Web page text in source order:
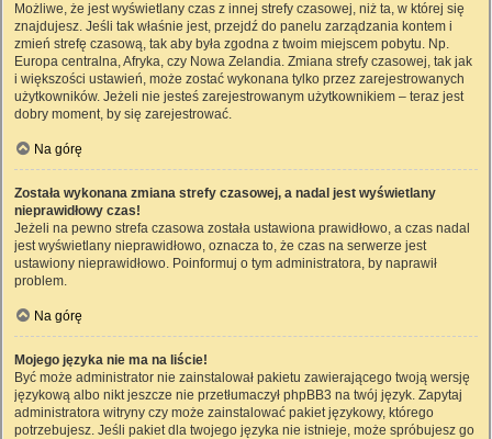
Możliwe, że jest wyświetlany czas z innej strefy czasowej, niż ta, w której się
znajdujesz. Jeśli tak właśnie jest, przejdź do panelu zarządzania kontem i
zmień strefę czasową, tak aby była zgodna z twoim miejscem pobytu. Np.
Europa centralna, Afryka, czy Nowa Zelandia. Zmiana strefy czasowej, tak jak
i większości ustawień, może zostać wykonana tylko przez zarejestrowanych
użytkowników. Jeżeli nie jesteś zarejestrowanym użytkownikiem – teraz jest
dobry moment, by się zarejestrować.
Na górę
Została wykonana zmiana strefy czasowej, a nadal jest wyświetlany
nieprawidłowy czas!
Jeżeli na pewno strefa czasowa została ustawiona prawidłowo, a czas nadal
jest wyświetlany nieprawidłowo, oznacza to, że czas na serwerze jest
ustawiony nieprawidłowo. Poinformuj o tym administratora, by naprawił
problem.
Na górę
Mojego języka nie ma na liście!
Być może administrator nie zainstalował pakietu zawierającego twoją wersję
językową albo nikt jeszcze nie przetłumaczył phpBB3 na twój język. Zapytaj
administratora witryny czy może zainstalować pakiet językowy, którego
potrzebujesz. Jeśli pakiet dla twojego języka nie istnieje, może spróbujesz go